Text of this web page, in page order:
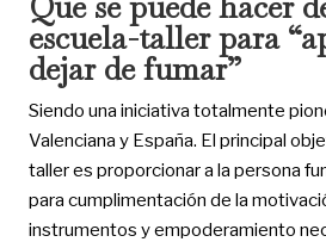
escuela-taller para
dejar de fumar”
Siendo una iniciativa totalmente
Valenciana y España. El principal
taller es proporcionar a la persona
para cumplimentación de la
instrumentos y empoderamiento